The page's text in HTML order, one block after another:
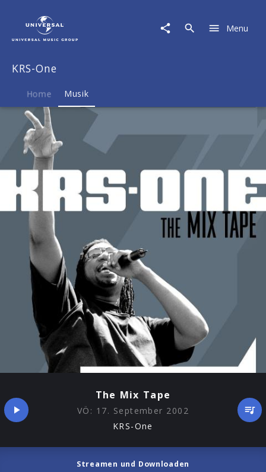
Musik
The
Menu
KRS-One
Home Musik
The Mix Tape
VÖ: 17. September 2002
KRS-One
Streamen und Downloaden